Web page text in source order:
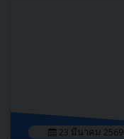
23 มีนาคม 2569